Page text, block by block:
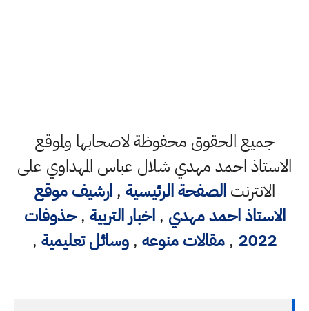
جميع الحقوق محفوظة لاصحابها ولموقع
الاستاذ احمد مهدي شلال عباس المهداوي على
الانترنتالصفحة الرئيسية ,ارشيف موقع
الاستاذ احمد مهدي ,اخبار التربية ,حذوفات
2022
,مقالات منوعه ,وسائل تعليمية ,